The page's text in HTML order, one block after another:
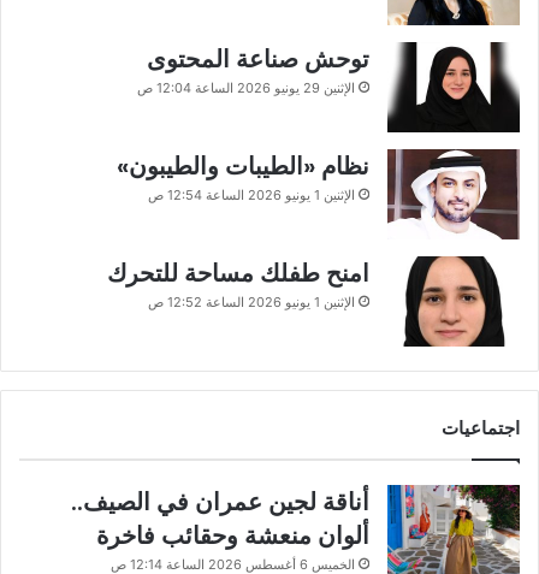
توحش صناعة المحتوى
الإثنين 29 يونيو 2026 الساعة 12:04 ص
نظام «الطيبات والطيبون»
الإثنين 1 يونيو 2026 الساعة 12:54 ص
امنح طفلك مساحة للتحرك
الإثنين 1 يونيو 2026 الساعة 12:52 ص
اجتماعيات
أناقة لجين عمران في الصيف..
ألوان منعشة وحقائب فاخرة
الخميس 6 أغسطس 2026 الساعة 12:14 ص